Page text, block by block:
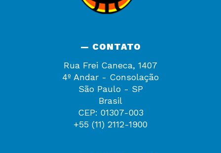
— CONTATO
Rua Frei Caneca, 1407
4º Andar - Consolação
São Paulo - SP
Brasil
CEP: 01307-003
+55 (11) 2112-1900